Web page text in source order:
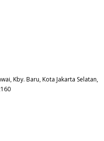
Kby. Baru, Kota Jakarta Selatan,